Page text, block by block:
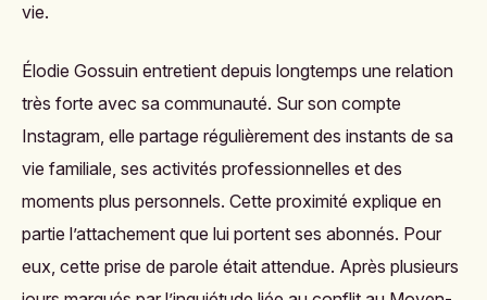
vie.
Élodie Gossuin entretient depuis longtemps une relation
très forte avec sa communauté. Sur son compte
Instagram, elle partage régulièrement des instants de sa
vie familiale, ses activités professionnelles et des
moments plus personnels. Cette proximité explique en
partie l’attachement que lui portent ses abonnés. Pour
eux, cette prise de parole était attendue. Après plusieurs